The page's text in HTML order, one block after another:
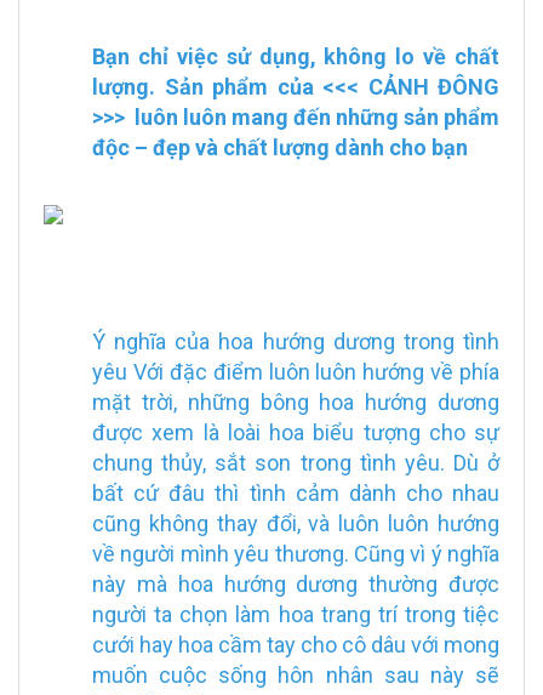
Bạn chỉ việc sử dụng, không lo về chất
lượng. Sản phẩm của <<< CẢNH ĐÔNG
>>> luôn luôn mang đến những sản phẩm
độc – đẹp và chất lượng dành cho bạn
Ý nghĩa của hoa hướng dương trong tình
yêu Với đặc điểm luôn luôn hướng về phía
mặt trời, những bông hoa hướng dương
được xem là loài hoa biểu tượng cho sự
chung thủy, sắt son trong tình yêu. Dù ở
bất cứ đâu thì tình cảm dành cho nhau
cũng không thay đổi, và luôn luôn hướng
về người mình yêu thương. Cũng vì ý nghĩa
này mà hoa hướng dương thường được
người ta chọn làm hoa trang trí trong tiệc
cưới hay hoa cầm tay cho cô dâu với mong
muốn cuộc sống hôn nhân sau này sẽ